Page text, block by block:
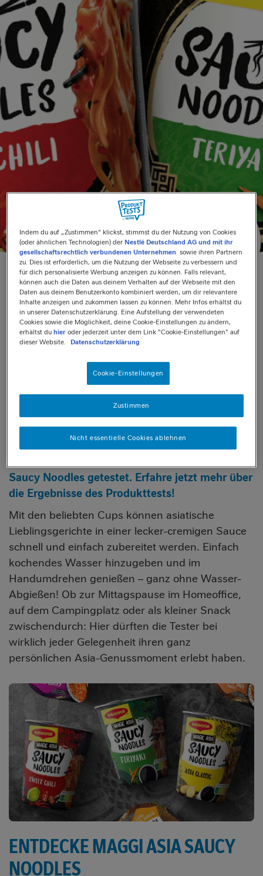
BELIEBTE MAGGI
MAGIC ASIA NOODLE
CUP SORTEN
IM TEST
Saucy Noodles getestet. Erfahre jetzt mehr über
die Ergebnisse des Produkttests!
Mit den beliebten Cups können asiatische
Lieblingsgerichte in einer lecker-cremigen Sauce
schnell und einfach zubereitet werden. Einfach
kochendes Wasser hinzugeben und im
Handumdrehen genießen – ganz ohne Wasser-
Abgießen! Ob zur Mittagspause im Homeoffice,
auf dem Campingplatz oder als kleiner Snack
zwischendurch: Hier dürften die Tester bei
wirklich jeder Gelegenheit ihren ganz
persönlichen Asia-Genussmoment erlebt haben.
ENTDECKE MAGGI ASIA SAUCY
NOODLES
Indem du auf „Zustimmen“ klickst, stimmst du der Nutzung von Cookies
(oder ähnlichen Technologien) der Nestlé Deutschland AG und mit ihr
gesellschaftsrechtlich verbundenen Unternehmen sowie ihren Partnern
zu. Dies ist erforderlich, um die Nutzung der Webseite zu verbessern und
für dich personalisierte Werbung anzeigen zu können. Falls relevant,
können auch die Daten aus deinem Verhalten auf der Webseite mit den
Daten aus deinem Benutzerkonto kombiniert werden, um dir relevantere
Inhalte anzeigen und zukommen lassen zu können. Mehr Infos erhältst du
in unserer Datenschutzerklärung. Eine Aufstellung der verwendeten
Cookies sowie die Möglichkeit, deine Cookie-Einstellungen zu ändern,
erhältst duhier oder jederzeit unter dem Link "Cookie-Einstellungen" auf
dieser Website.
Datenschutzerklärung
Cookie-Einstellungen
Nicht essentielle Cookies ablehnen
Zustimmen